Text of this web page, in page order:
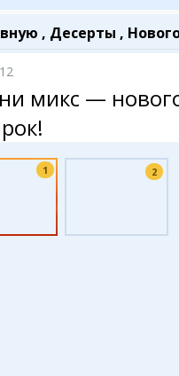
, Десерты ,
микс —
1 2